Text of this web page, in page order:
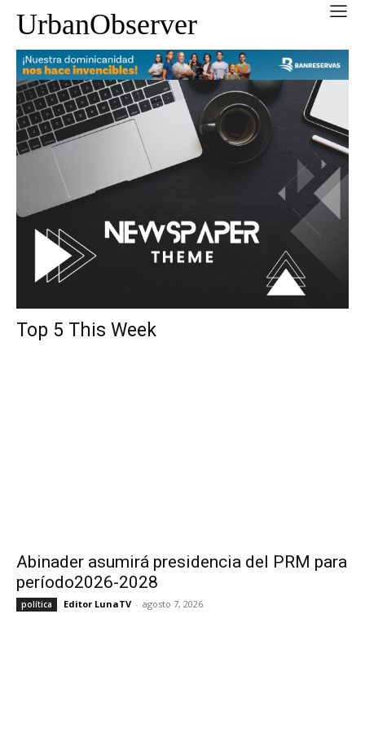
UrbanObserver
Top 5 This Week
Abinader asumirá presidencia del PRM para
período2026-2028
política Editor LunaTV - agosto 7, 2026